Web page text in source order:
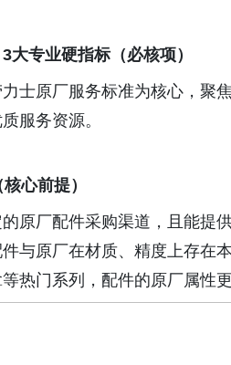
3大专业硬指标（必核项）
原厂服务标准为核心，聚焦
服务资源。
心前提）
原厂配件采购渠道，且能提
与原厂在材质、精度上存在
热门系列，配件的原厂属性